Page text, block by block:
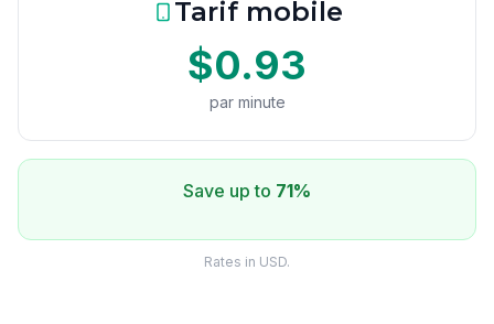
Tarif mobile
$0.93
par minute
Save up to 71%
Rates in USD.